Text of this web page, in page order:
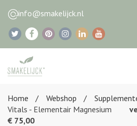
info@smakelijck.nl
Home
Webshop
Vitals - Elementair Magnesium
€ 75,00